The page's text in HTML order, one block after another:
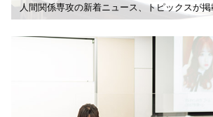
人間関係専攻の新着ニュース、トピックスが